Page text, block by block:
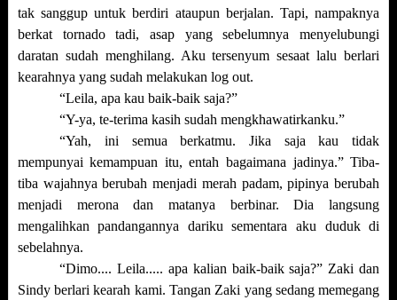
tak sanggup untuk berdiri ataupun berjalan. Tapi, nampaknya
berkat tornado tadi, asap yang sebelumnya menyelubungi
daratan sudah menghilang. Aku tersenyum sesaat lalu berlari
kearahnya yang sudah melakukan log out.
“Leila, apa kau baik-baik saja?”
“Y-ya, te-terima kasih sudah mengkhawatirkanku.”
“Yah, ini semua berkatmu. Jika saja kau tidak
mempunyai kemampuan itu, entah bagaimana jadinya.” Tiba-
tiba wajahnya berubah menjadi merah padam, pipinya berubah
menjadi merona dan matanya berbinar. Dia langsung
mengalihkan pandangannya dariku sementara aku duduk di
sebelahnya.
“Dimo.... Leila..... apa kalian baik-baik saja?” Zaki dan
Sindy berlari kearah kami. Tangan Zaki yang sedang memegang